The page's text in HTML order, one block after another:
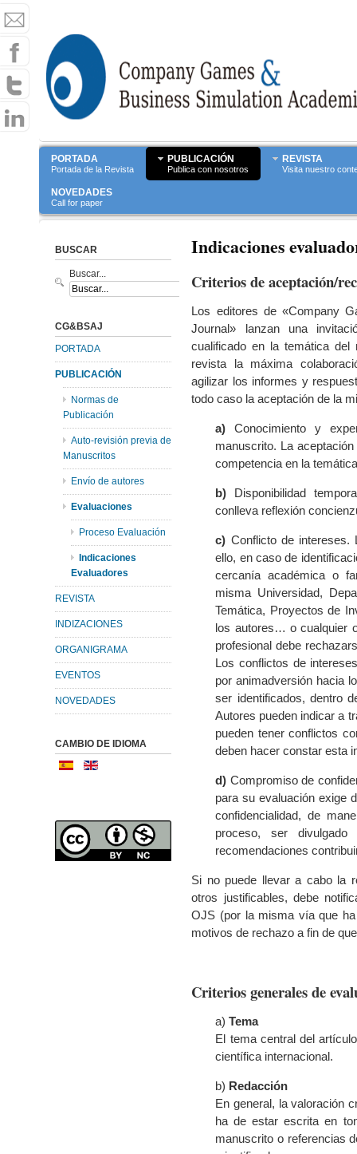
PORTADA
Portada de la Revista
PUBLICACIÓN
Publica con nosotros
REVISTA
Visita nuestro
NOVEDADES
Call for paper
Indicaciones
Criterios de aceptación/
Los editores de «Company
Journal» lanzan una
cualificado en la temática
revista la máxima
agilizar los informes y
todo caso la aceptación de la
a) Conocimiento y
manuscrito. La
competencia en la
b) Disponibilidad
conlleva reflexión
c) Conflicto de intereses.
ello, en caso de
cercanía académica o
misma Universidad,
Temática, Proyectos de
los autores… o cualquier
profesional debe
Los conflictos de
por animadversión hacia
ser identificados, dentro
Autores pueden indicar a
pueden tener conflictos
deben hacer constar esta
d) Compromiso de
para su evaluación exige
confidencialidad, de
proceso, ser
recomendaciones
Si no puede llevar a cabo la
otros justificables, debe
OJS (por la misma vía que
motivos de rechazo a fin de
Criterios generales de
a)Tema
El tema central del
científica internacional.
b) Redacción
En general, la valoración
ha de estar escrita en
manuscrito o referencias
BUSCAR
Buscar...
CG&BSAJ
PORTADA
PUBLICACIÓN
Normas de
Publicación
Auto-revisión previa de
Manuscritos
Envío de autores
Evaluaciones
Proceso Evaluación
Indicaciones
Evaluadores
REVISTA
INDIZACIONES
ORGANIGRAMA
EVENTOS
NOVEDADES
CAMBIO DE IDIOMA